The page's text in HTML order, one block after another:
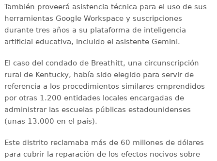
También proveerá asistencia técnica para el uso de sus
herramientas Google Workspace y suscripciones
durante tres años a su plataforma de inteligencia
artificial educativa, incluido el asistente Gemini.
El caso del condado de Breathitt, una circunscripción
rural de Kentucky, había sido elegido para servir de
referencia a los procedimientos similares emprendidos
por otras 1.200 entidades locales encargadas de
administrar las escuelas públicas estadounidenses
(unas 13.000 en el país).
Este distrito reclamaba más de 60 millones de dólares
para cubrir la reparación de los efectos nocivos sobre